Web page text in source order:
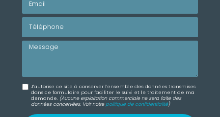
Message
J'autorise ce site à conserver l'ensemble des données transmises
dans ce formulaire pour faciliter le suivi et le traitement de ma
demande. (Aucune exploitation commerciale ne sera faite des
données concervées. Voir notre politique de confidentialité)